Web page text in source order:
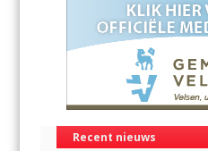
Recent nieuws